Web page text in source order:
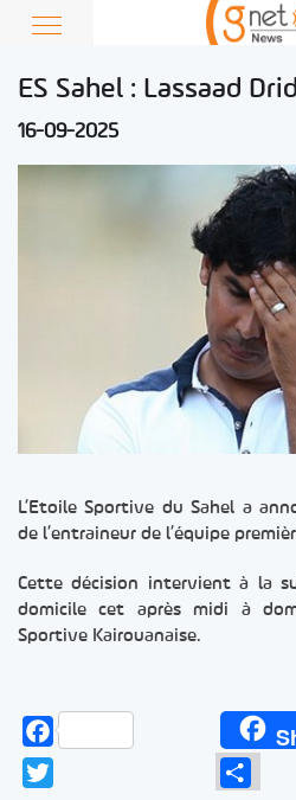
ES Sahel : Lassaad
16-09-2025
L’Etoile Sportive du Sahel a
de l’entraineur de l’équipe
Cette décision intervient à la
domicile cet après midi à
Sportive Kairouanaise.
Facebook